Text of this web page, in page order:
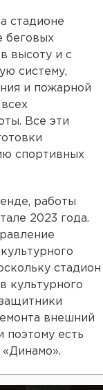
стадионе
беговых
высоту и с
систему,
и пожарной
Все эти
спортивных
работы
2023 года.
стадион
культурного
внешний
поэтому есть
«Динамо».